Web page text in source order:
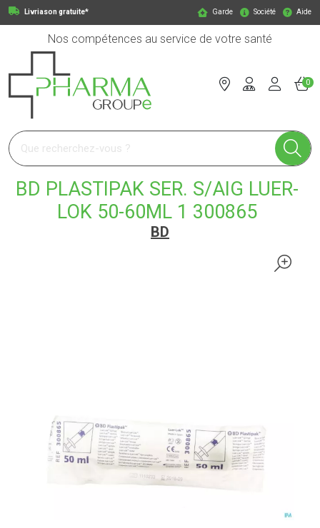
Livriason gratuite* Garde Société Aide
Nos compétences au service de votre santé
Pharmagroupe Votre pharmacie en ligne à votre service
0
BD PLASTIPAK SER. S/AIG LUER-
LOK 50-60ML 1 300865
BD